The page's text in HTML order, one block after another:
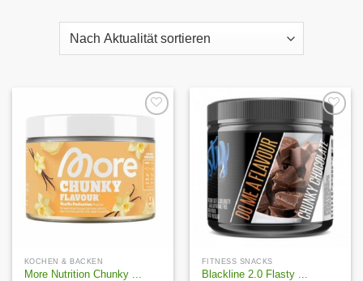
Wunschliste
KOCHEN & BACKEN
More Nutrition Chunky ...
Auf die
Wunschliste
FITNESS SNACKS
Blackline 2.0 Flasty ...